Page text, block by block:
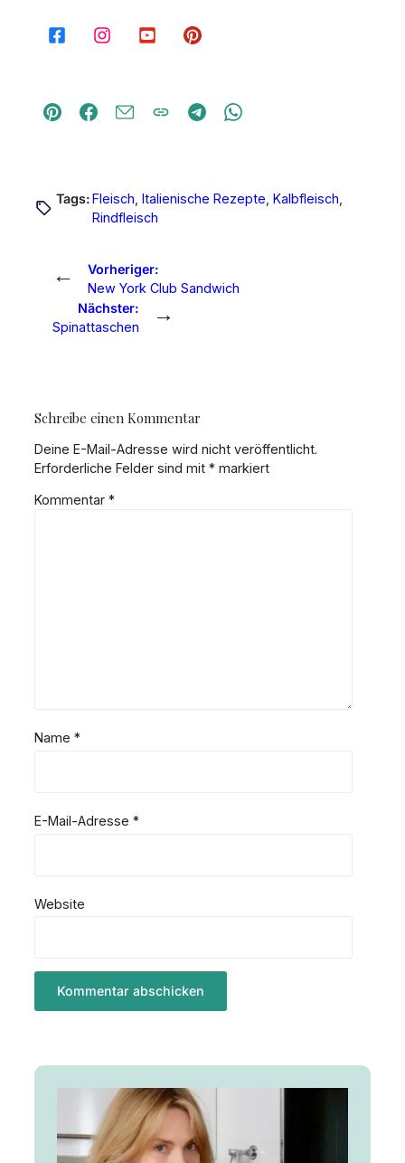
Tags:Fleisch Italienische Rezepte Kalbfleisch
Rindfleisch
←
Vorheriger:
New York Club Sandwich
Nächster:
Spinattaschen
→
Schreibe einen Kommentar
Deine E-Mail-Adresse wird nicht veröffentlicht.
Erforderliche Felder sind mit * markiert
Kommentar *
Name *
E-Mail-Adresse *
Website